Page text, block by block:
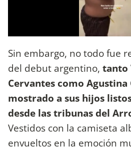
Sin embargo, no todo fue
del debut argentino, tanto
Cervantes como
mostrado a sus hijos
desde las tribunas del
Vestidos con la camiseta
envueltos en la emoción